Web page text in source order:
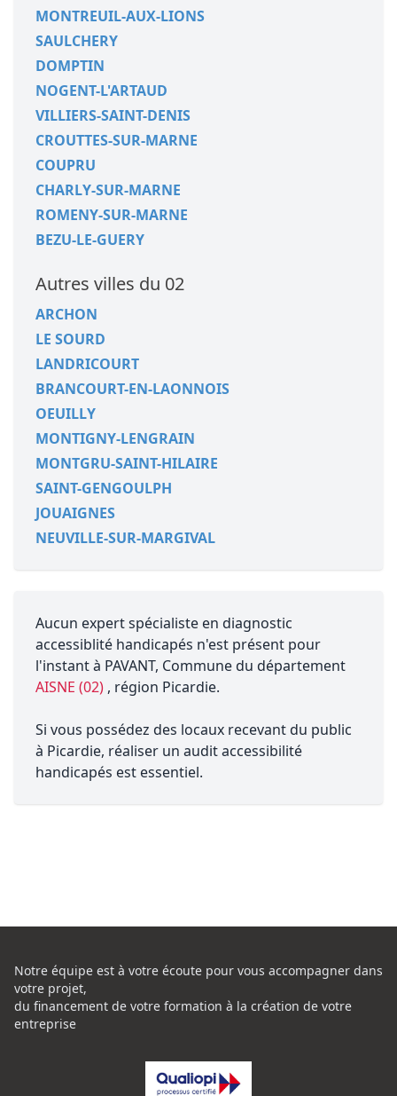
MONTREUIL-AUX-LIONS
SAULCHERY
DOMPTIN
NOGENT-L'ARTAUD
VILLIERS-SAINT-DENIS
CROUTTES-SUR-MARNE
COUPRU
CHARLY-SUR-MARNE
ROMENY-SUR-MARNE
BEZU-LE-GUERY
Autres villes du 02
ARCHON
LE SOURD
LANDRICOURT
BRANCOURT-EN-LAONNOIS
OEUILLY
MONTIGNY-LENGRAIN
MONTGRU-SAINT-HILAIRE
SAINT-GENGOULPH
JOUAIGNES
NEUVILLE-SUR-MARGIVAL
Aucun expert spécialiste en diagnostic
accessiblité handicapés n'est présent pour
l'instant à PAVANT, Commune du département
AISNE (02) , région Picardie.
Si vous possédez des locaux recevant du public
à Picardie, réaliser un audit accessibilité
handicapés est essentiel.
Notre équipe est à votre écoute pour vous accompagner dans
votre projet,
du financement de votre formation à la création de votre
entreprise